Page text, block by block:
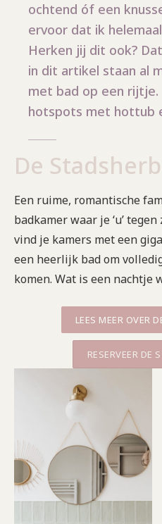
ochtend óf een
ervoor dat ik
Herken jij dit ook?
in dit artikel staan al
met bad op een
hotspots met hottub
De
Een ruime, romantische
badkamer waar je ‘u’ tegen
vind je kamers met een
een heerlijk bad om
komen. Wat is een nachtje
LEES MEER OVER
RESERVEER DE